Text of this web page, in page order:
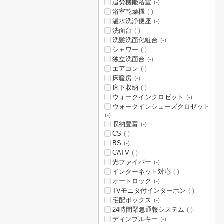
追焚機能浴室 (-)
浴室乾燥機 (-)
温水洗浄便座 (-)
洗面台 (-)
洗髪洗面化粧台 (-)
シャワー (-)
独立洗面台 (-)
エアコン (-)
床暖房 (-)
床下収納 (-)
ウォークインクロゼット (-)
ウォークインシューズクロゼット
(-)
収納豊富 (-)
CS (-)
BS (-)
CATV (-)
光ファイバー (-)
インターネット対応 (-)
オートロック (-)
TVモニタ付インターホン (-)
宅配ボックス (-)
24時間緊急通報システム (-)
ディンプルキー (-)